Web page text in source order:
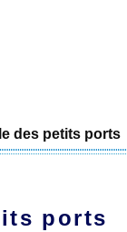
des petits ports
ports